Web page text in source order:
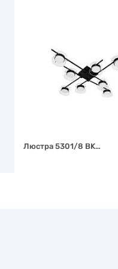
Люстра 5301/8 BK…